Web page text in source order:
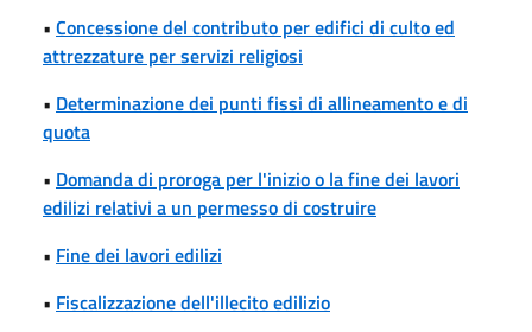
• Concessione del contributo per edifici di culto ed
attrezzature per servizi religiosi
• Determinazione dei punti fissi di allineamento e di
quota
• Domanda di proroga per l'inizio o la fine dei lavori
edilizi relativi a un permesso di costruire
• Fine dei lavori edilizi
• Fiscalizzazione dell'illecito edilizio